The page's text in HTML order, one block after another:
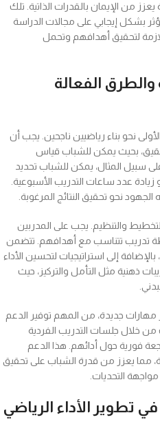
من الإيمان بالقدرات الذاتية. تلك
بشكل إيجابي على مجالات الدراسة
لتحقيق أهدافهم وتحمل
والطرق الفعالة
نحو بناء رياضيين ناجحين. يجب أن
بحيث يمكن للشباب قياس
سبيل المثال، يمكن للشباب تحديد
عدد ساعات التدريب الأسبوعية.
نحو تحقيق النتائج المرغوبة.
والتنظيم. يجب على المدربين
تدريب تتناسب مع أهدافهم. تتضمن
إلى استراتيجيات لتحسين الأداء
ذهنية مثل التأمل والتركيز، حيث
مهارات جديدة، من المهم توفير الدعم
خلال جلسات التدريب الفردية
فورية حول أدائهم. هذا الدعم
مما يعزز من قدرة الشباب على تحقيق
التحديات.
تطوير الأداء الرياضي